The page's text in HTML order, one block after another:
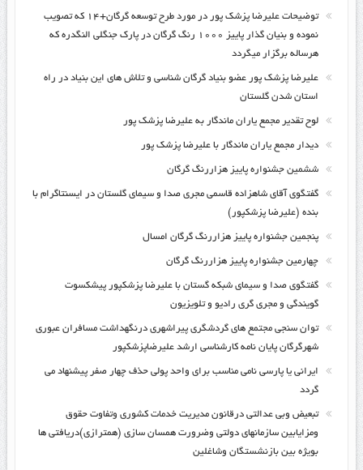
توضیحات علیرضا پزشک پور در مورد طرح توسعه گرگان+۱۴ که تصویب
نموده و بنیان گذار پاییز ۱۰۰۰ رنگ گرگان در پارک جنگلی النگدره که
هرساله برگزار میگردد
علیرضا پزشک پور عضو بنیاد گرگان شناسی و تلاش های این بنیاد در راه
استان شدن گلستان
لوح تقدیر مجمع یاران ماندگار به علیرضا پزشک پور
دیدار مجمع یاران ماندگار با علیرضا پزشک پور
ششمین جشنواره پاییز هزاررنگ گرگان
گفتگوی آقای شاهزاده قاسمی مجری صدا و سیمای گلستان در ایسنتاگرام با
بنده (علیرضا پزشکپور)
پنجمین جشنواره پاییز هزاررنگ گرگان امسال
چهارمین جشنواره پاییز هزاررنگ گرگان
گفتگوی صدا و سیمای شبکه گستان با علیرضا پزشکپور پیشکسوت
گویندگی و مجری گری رادیو و تلویزیون
توان سنجی مجتمع های گردشگری پیراشهری درنگهداشت مسافران عبوری
شهرگرگان پایان نامه کارشناسی ارشد علیرضاپزشکپور
ایرانی یا پارسی نامی مناسب برای واحد پولی حذف چهار صفر پیشنهاد می
گردد
تبعیض وبی عدالتی درقانون مدیریت خدمات کشوری وتفاوت حقوق
ومزایابین سازمانهای دولتی وضرورت همسان سازی (همترازی)دریافتی ها
بویژه بین بازنشستگان وشاغلین